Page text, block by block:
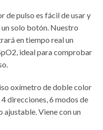
de pulso es fácil de usar y
solo botón. Nuestro
en tiempo real un
ideal para comprobar
oxímetro de doble color
direcciones, 6 modos de
ajustable. Viene con un